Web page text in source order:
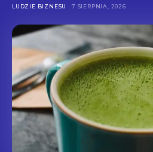
LUDZIE BIZNESU 7 SIERPNIA, 2026